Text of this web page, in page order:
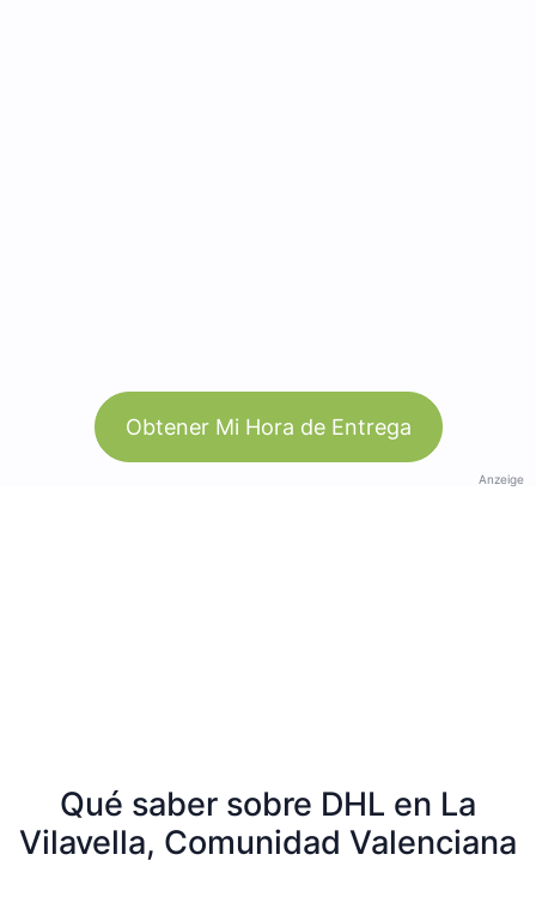
Obtener Mi Hora de Entrega
Anzeige
Qué saber sobre DHL en La
Vilavella, Comunidad Valenciana